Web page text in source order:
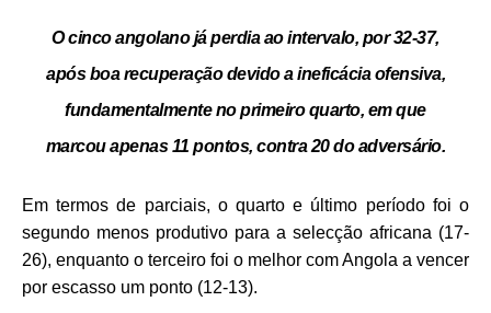
O cinco angolano já perdia ao intervalo, por 32-37,
após boa recuperação devido a ineficácia ofensiva,
fundamentalmente no primeiro quarto, em que
marcou apenas 11 pontos, contra 20 do adversário.
Em termos de parciais, o quarto e último período foi o
segundo menos produtivo para a selecção africana (17-
26), enquanto o terceiro foi o melhor com Angola a vencer
por escasso um ponto (12-13).